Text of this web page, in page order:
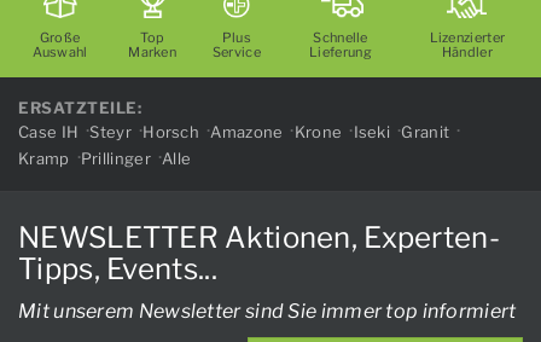
Große
Auswahl
Top
Marken
Plus
Service
Schnelle
Lieferung
Lizenzierter
Händler
ERSATZTEILE:
Case IH
Steyr Horsch Amazone Krone Iseki
Granit
Kramp
Prillinger Alle
NEWSLETTER Aktionen, Experten-
Tipps, Events...
Mit unserem Newsletter sind Sie immer top informiert